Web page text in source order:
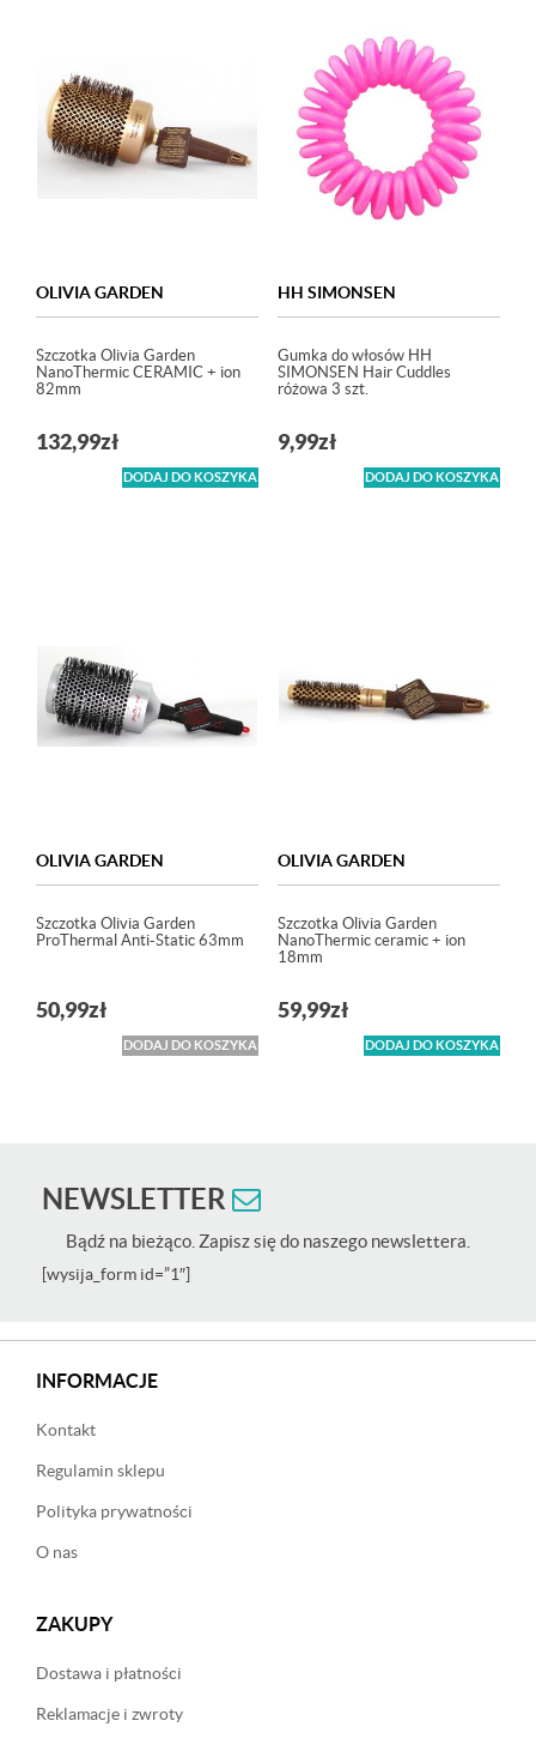
OLIVIA GARDEN
Szczotka Olivia Garden
NanoThermic CERAMIC + ion
82mm
132,99zł
DODAJ DO KOSZYKA
HH SIMONSEN
Gumka do włosów HH
SIMONSEN Hair Cuddles
różowa 3 szt.
9,99zł
DODAJ DO KOSZYKA
OLIVIA GARDEN
Szczotka Olivia Garden
ProThermal Anti-Static 63mm
50,99zł
DODAJ DO KOSZYKA
OLIVIA GARDEN
Szczotka Olivia Garden
NanoThermic ceramic + ion
18mm
59,99zł
DODAJ DO KOSZYKA
NEWSLETTER
Bądź na bieżąco. Zapisz się do naszego newslettera.
[wysija_form id=”1″]
INFORMACJE
Kontakt
Regulamin sklepu
Polityka prywatności
O nas
ZAKUPY
Dostawa i płatności
Reklamacje i zwroty